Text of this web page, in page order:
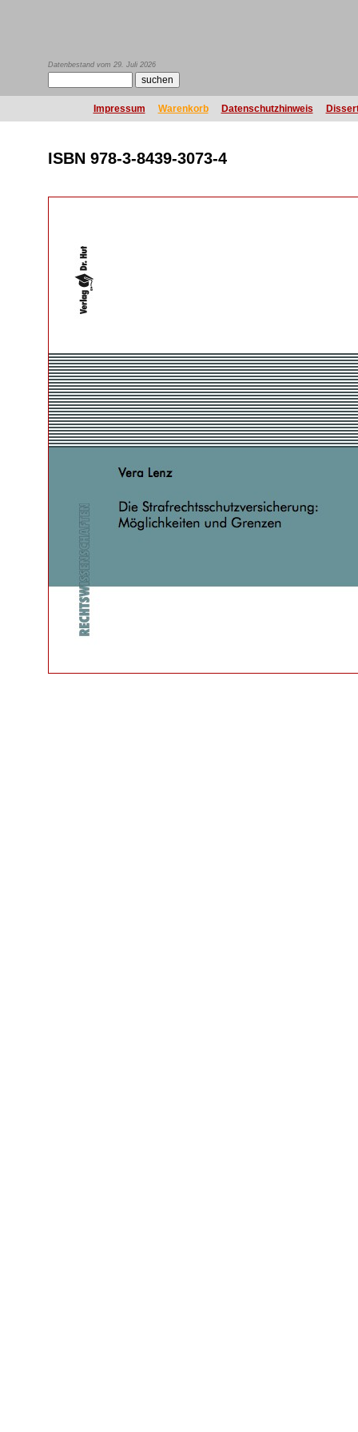
Datenbestand vom 29. Juli 2026
Impressum Warenkorb Datenschutzhinweis
ISBN 978-3-8439-3073-4